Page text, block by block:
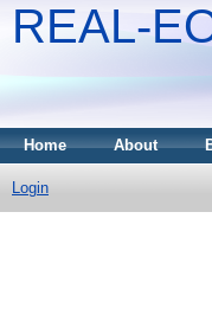
REAL-
Home About
Login